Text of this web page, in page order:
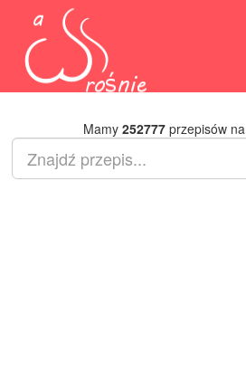
Mamy 252777przepisów na